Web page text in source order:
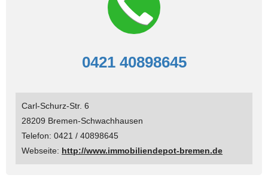
0421 40898645
Carl-Schurz-Str. 6
28209 Bremen-Schwachhausen
Telefon: 0421 / 40898645
Webseite: http://www.immobiliendepot-bremen.de